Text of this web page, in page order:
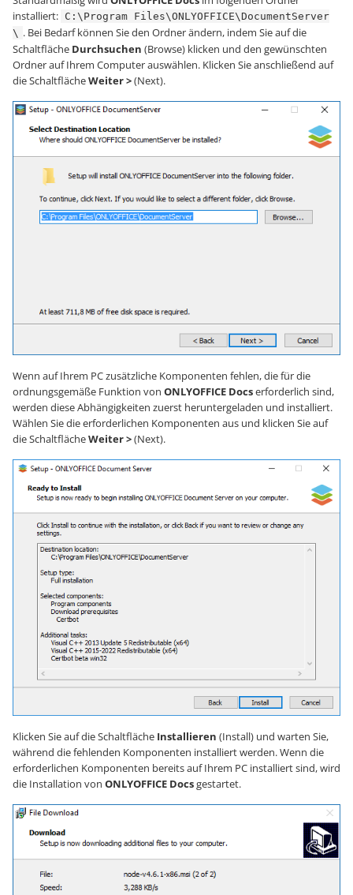
installiert: C:\Program Files\ONLYOFFICE\DocumentServer
\ . Bei Bedarf können Sie den Ordner ändern, indem Sie auf die
Schaltfläche Durchsuchen (Browse) klicken und den gewünschten
Ordner auf Ihrem Computer auswählen. Klicken Sie anschließend auf
die SchaltflächeWeiter >(Next).
Wenn auf Ihrem PC zusätzliche Komponenten fehlen, die für die
ordnungsgemäße Funktion von ONLYOFFICE Docserforderlich sind,
werden diese Abhängigkeiten zuerst heruntergeladen und installiert.
Wählen Sie die erforderlichen Komponenten aus und klicken Sie auf
die SchaltflächeWeiter >(Next).
Klicken Sie auf die Schaltfläche Installieren (Install) und warten Sie,
während die fehlenden Komponenten installiert werden. Wenn die
erforderlichen Komponenten bereits auf Ihrem PC installiert sind, wird
die Installation von ONLYOFFICE Docsgestartet.